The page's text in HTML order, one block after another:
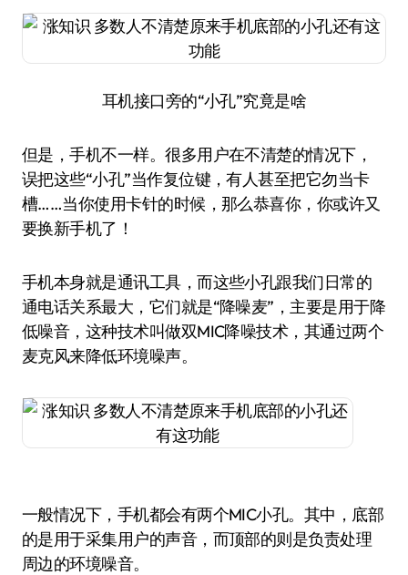
耳机接口旁的“小孔”究竟是啥
但是，手机不一样。很多用户在不清楚的情况下，
误把这些“小孔”当作复位键，有人甚至把它勿当卡
槽……当你使用卡针的时候，那么恭喜你，你或许又
要换新手机了！
手机本身就是通讯工具，而这些小孔跟我们日常的
通电话关系最大，它们就是“降噪麦”，主要是用于降
低噪音，这种技术叫做双MIC降噪技术，其通过两个
麦克风来降低环境噪声。
一般情况下，手机都会有两个MIC小孔。其中，底部
的是用于采集用户的声音，而顶部的则是负责处理
周边的环境噪音。